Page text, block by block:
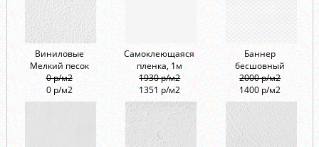
Виниловые
Мелкий песок
0 р/м2
0 р/м2
Самоклеющаяся
пленка, 1м
1930 р/м2
1351 р/м2
Баннер
бесшовный
2000 р/м2
1400 р/м2